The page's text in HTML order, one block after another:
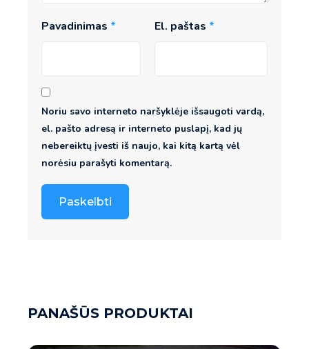
Pavadinimas * El. paštas *
Noriu savo interneto naršyklėje išsaugoti vardą,
el. pašto adresą ir interneto puslapį, kad jų
nebereiktų įvesti iš naujo, kai kitą kartą vėl
norėsiu parašyti komentarą.
PANAŠŪS PRODUKTAI